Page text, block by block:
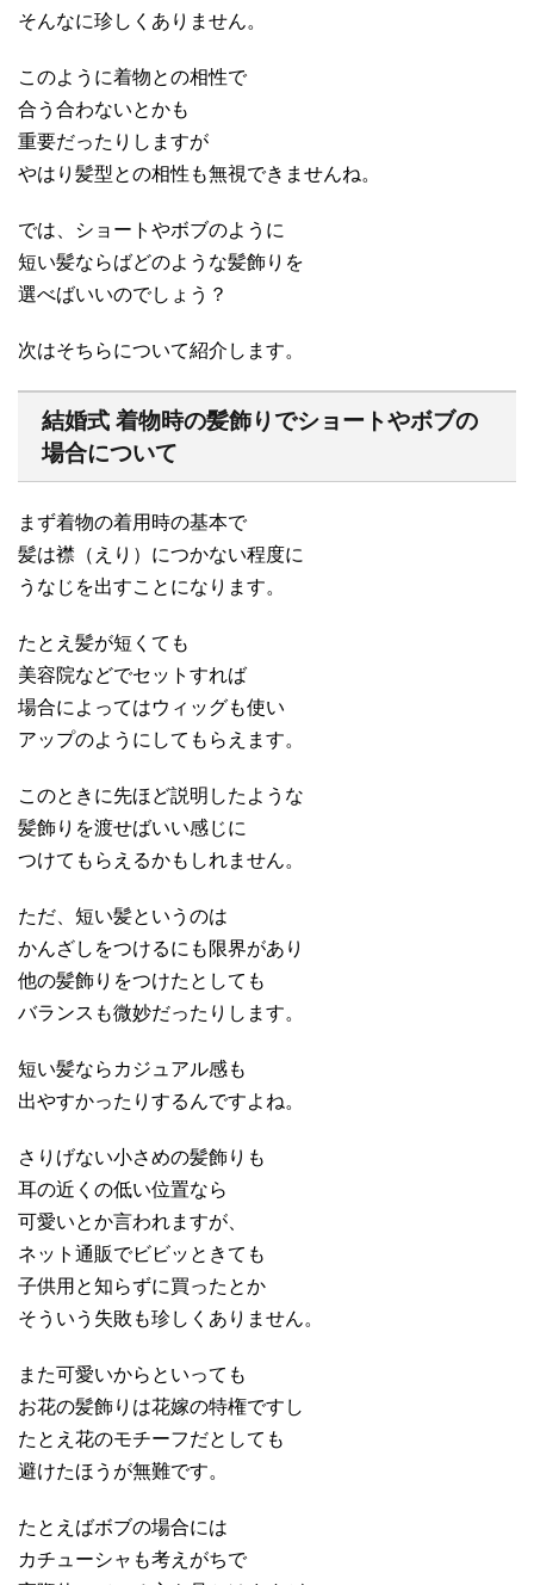
そんなに珍しくありません。
このように着物との相性で
合う合わないとかも
重要だったりしますが
やはり髪型との相性も無視できませんね。
では、ショートやボブのように
短い髪ならばどのような髪飾りを
選べばいいのでしょう？
次はそちらについて紹介します。
結婚式 着物時の髪飾りでショートやボブの
場合について
まず着物の着用時の基本で
髪は襟（えり）につかない程度に
うなじを出すことになります。
たとえ髪が短くても
美容院などでセットすれば
場合によってはウィッグも使い
アップのようにしてもらえます。
このときに先ほど説明したような
髪飾りを渡せばいい感じに
つけてもらえるかもしれません。
ただ、短い髪というのは
かんざしをつけるにも限界があり
他の髪飾りをつけたとしても
バランスも微妙だったりします。
短い髪ならカジュアル感も
出やすかったりするんですよね。
さりげない小さめの髪飾りも
耳の近くの低い位置なら
可愛いとか言われますが、
ネット通販でビビッときても
子供用と知らずに買ったとか
そういう失敗も珍しくありません。
また可愛いからといっても
お花の髪飾りは花嫁の特権ですし
たとえ花のモチーフだとしても
避けたほうが無難です。
たとえばボブの場合には
カチューシャも考えがちで